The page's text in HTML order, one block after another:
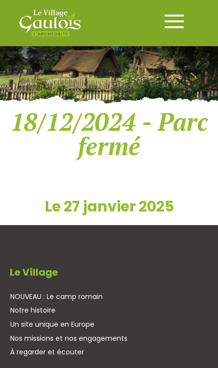
18/12/2024 - Parc
fermé
Le 27 janvier 2025
Le Village
NOUVEAU : Le camp romain
Notre histoire
Un site unique en Europe
Nos missions et nos engagements
À regarder et écouter